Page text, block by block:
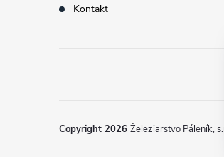
Kontakt
Copyright 2026 Železiarstvo Páleník,